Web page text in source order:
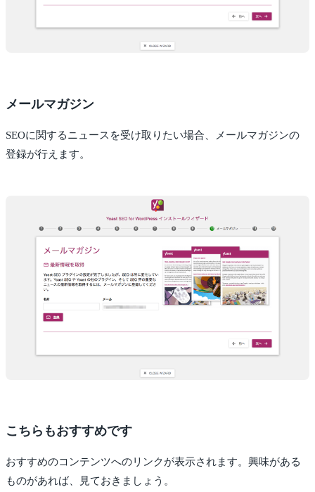
メールマガジン
SEOに関するニュースを受け取りたい場合、メールマガジンの
登録が行えます。
こちらもおすすめです
おすすめのコンテンツへのリンクが表示されます。興味がある
ものがあれば、見ておきましょう。